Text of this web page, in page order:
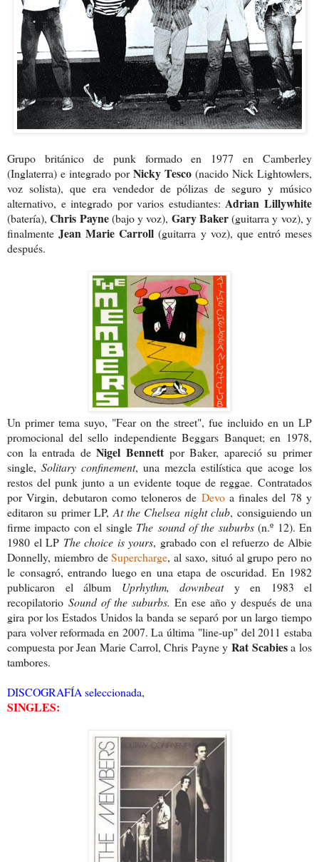
Grupo británico de punk formado en 1977 en Camberley
(Inglaterra) e integrado porNicky Tesco (nacido Nick Lightowlers,
voz solista), que era vendedor de pólizas de seguro y músico
alternativo, e integrado por varios estudiantes: Adrian Lillywhite
(batería),Chris Payne(bajo y voz), Gary Baker(guitarra y voz), y
finalmenteJean Marie Carroll(guitarra y voz), que entró meses
después.
Un primer tema suyo, "Fear on the street", fue incluido en un LP
promocional del sello independiente Beggars Banquet; en 1978,
con la entrada deNigel Bennett por Baker, apareció su primer
single, Solitary confinement, una mezcla estilística que acoge los
restos del punk junto a un evidente toque de reggae. Contratados
por Virgin, debutaron como teloneros de Devoa finales del 78 y
editaron su primer LP, At the Chelsea night club, consiguiendo un
firme impacto con el single The sound of the suburbs(n.º 12). En
1980 el LP The choice is yours, grabado con el refuerzo de Albie
Donnelly, miembro deSupercharge, al saxo, situó al grupo pero no
le consagró, entrando luego en una etapa de oscuridad. En 1982
publicaron el álbum Uprhythm, downbeat y en 1983 el
recopilatorio Sound of the suburbs. En ese año y después de una
gira por los Estados Unidos la banda se separó por un largo tiempo
para volver reformada en 2007. La última "line-up" del 2011 estaba
compuesta por Jean Marie Carrol, Chris Payne yRat Scabiesa los
tambores.
DISCOGRAFÍA seleccionada,
SINGLES: